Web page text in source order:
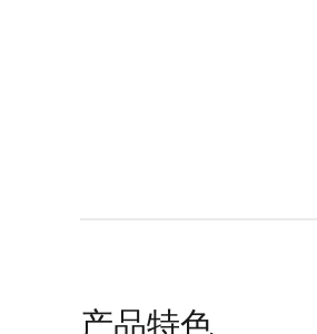
产品特色